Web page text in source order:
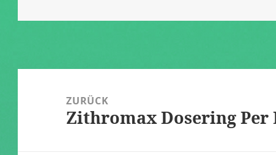
ZURÜCK
Vorheriger
Zithromax Dosering Per